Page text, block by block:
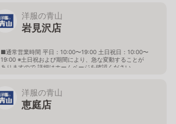
洋服の青山
岩見沢店
■通常営業時間 平日：10:00〜19:00 土日祝日：10:00〜
19:00 ※土日祝および期間により、急な変動することが
ありますので 詳細はホームページを確認ください
洋服の青山
恵庭店